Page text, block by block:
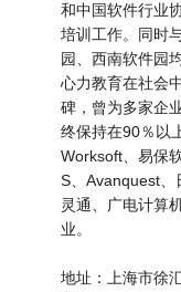
和中国软件行业
培训工作。同时
园、西南软件园
心力教育在社会
碑，曾为多家企
终保持在90％以
Worksoft、易保
S、Avanquest、
灵通、广电计算
业。
地址：上海市徐